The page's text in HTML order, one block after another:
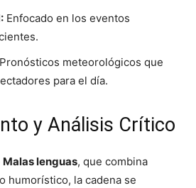
Enfocado en los eventos
Pronósticos meteorológicos que
para el día.
y Análisis Crítico
Malas lenguas, que combina
humorístico, la cadena se